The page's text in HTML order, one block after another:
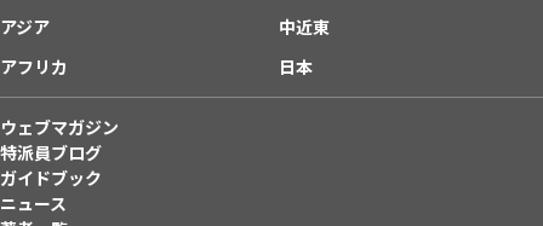
アジア
中近東
アフリカ
日本
ウェブマガジン
特派員ブログ
ガイドブック
ニュース